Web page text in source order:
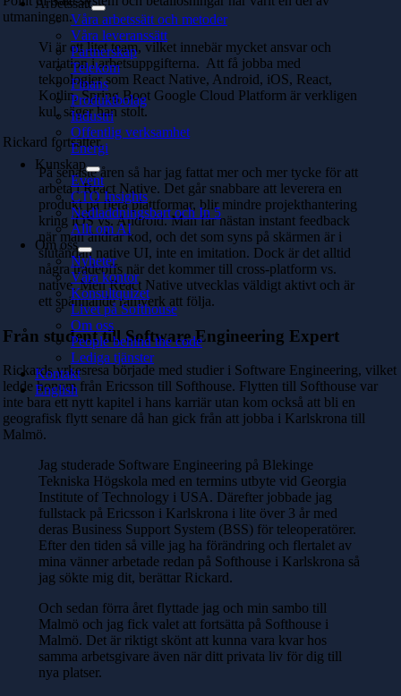
Arbetssätt
Våra arbetssätt och metoder
Våra leveranssätt
Partnerskap
Telekom
Finans
Produktbolag
Industri
Offentlig verksamhet
Energi
Kunskap
Event
CTO Insights
Nedladdningsbart och In 5
Allt om AI
Om oss
Nyheter
Våra kontor
Konsultquizet
Livet på Softhouse
Om oss
People behind the code
Lediga tjänster
Kontakt
English
utmaningen.
Vi är ett litet team, vilket innebär mycket ansvar och
variation i arbetsuppgifterna. Att få jobba med
teknologier som React Native, Android, iOS, React,
Kotlin, Spring Boot Google Cloud Platform är verkligen
kul, säger han stolt.
Rickard fortsätter.
På senaste åren så har jag fattat mer och mer tycke för att
arbeta i React Native. Det går snabbare att leverera en
produkt på flera plattformar, blir mindre projekthantering
kring iOS vs. Android. Man får nästan instant feedback
när man ändrar kod, och det som syns på skärmen är i
slutändan native UI, inte en imitation. Dock är det alltid
några tradeoffs när det kommer till cross-platform vs.
native. Men React Native utvecklas väldigt aktivt och är
ett spännande ramverk att följa.
Från student till Software Engineering Expert
Rickards yrkesresa började med studier i Software Engineering, vilket
ledde honom från Ericsson till Softhouse. Flytten till Softhouse var
inte bara ett nytt kapitel i hans karriär utan kom också att bli en
geografisk flytt senare då han gick från att jobba i Karlskrona till
Malmö.
Jag studerade Software Engineering på Blekinge
Tekniska Högskola med en termins utbyte vid Georgia
Institute of Technology i USA. Därefter jobbade jag
fullstack på Ericsson i Karlskrona i lite över 3 år med
deras Business Support System (BSS) för teleoperatörer.
Efter den tiden så ville jag ha förändring och flertalet av
mina vänner arbetade redan på Softhouse i Karlskrona så
jag sökte mig dit, berättar Rickard.
Och sedan förra året flyttade jag och min sambo till
Malmö och jag fick valet att fortsätta på Softhouse i
Malmö. Det är riktigt skönt att kunna vara kvar hos
samma arbetsgivare även när ditt privata liv för dig till
nya platser.